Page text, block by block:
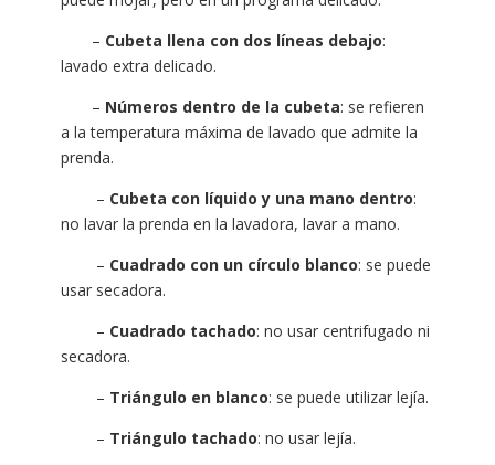
– Cubeta llena con dos líneas debajo:
lavado extra delicado.
– Números dentro de la cubeta: se refieren
a la temperatura máxima de lavado que admite la
prenda.
– Cubeta con líquido y una mano dentro:
no lavar la prenda en la lavadora, lavar a mano.
– Cuadrado con un círculo blanco: se puede
usar secadora.
– Cuadrado tachado: no usar centrifugado ni
secadora.
– Triángulo en blanco: se puede utilizar lejía.
– Triángulo tachado: no usar lejía.